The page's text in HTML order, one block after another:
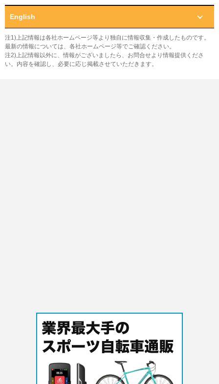
English
注1)上記情報は各社ホームページ等より独自に情報収集・作成したものです。
最新の情報については、各社ホームページ等でご確認ください。
注2)上記情報以外に、情報がございましたら、お問合せより情報提供くださ
い。内容を確認し、必要に応じ掲載させていただきます。